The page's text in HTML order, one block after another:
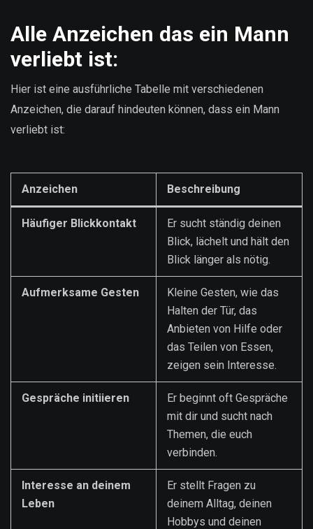
Alle Anzeichen das ein Mann
verliebt ist:
Hier ist eine ausführliche Tabelle mit verschiedenen
Anzeichen, die darauf hindeuten können, dass ein Mann
verliebt ist:
Anzeichen Beschreibung
Häufiger Blickkontakt
Er sucht ständig deinen
Blick, lächelt und hält den
Blick länger als nötig.
Aufmerksame Gesten
Kleine Gesten, wie das
Halten der Tür, das
Anbieten von Hilfe oder
das Teilen von Essen,
zeigen sein Interesse.
Gespräche initiieren
Er beginnt oft Gespräche
mit dir und sucht nach
Themen, die euch
verbinden.
Interesse an deinem
Leben
Er stellt Fragen zu
deinem Alltag, deinen
Hobbys und deinen